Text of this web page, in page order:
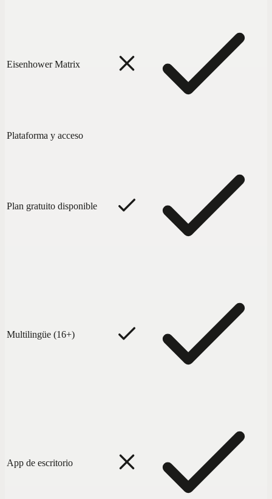
Eisenhower Matrix
Plataforma y acceso
Plan gratuito disponible
Multilingüe (16+)
App de escritorio